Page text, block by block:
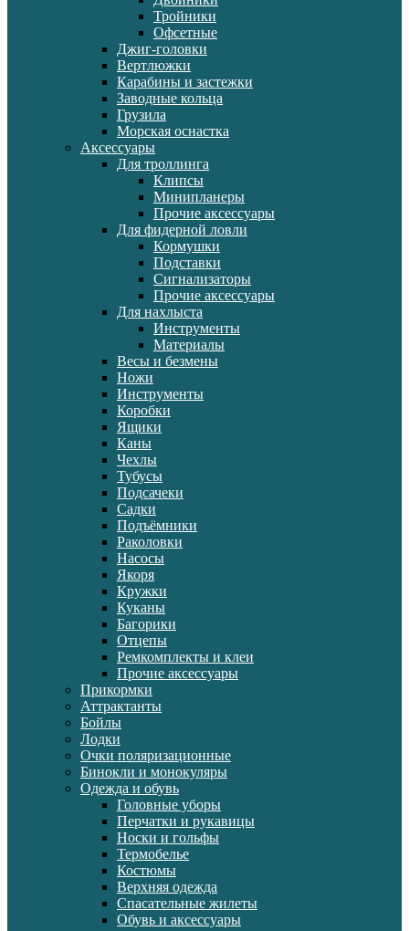
Тройники
Офсетные
Джиг-головки
Вертлюжки
Карабины и застежки
Заводные кольца
Грузила
Морская оснастка
Аксессуары
Для троллинга
Клипсы
Минипланеры
Прочие аксессуары
Для фидерной ловли
Кормушки
Подставки
Сигнализаторы
Прочие аксессуары
Для нахлыста
Инструменты
Материалы
Весы и безмены
Ножи
Инструменты
Коробки
Ящики
Каны
Чехлы
Тубусы
Подсачеки
Садки
Подъёмники
Раколовки
Насосы
Якоря
Кружки
Куканы
Багорики
Отцепы
Ремкомплекты и клеи
Прочие аксессуары
Прикормки
Аттрактанты
Бойлы
Лодки
Очки поляризационные
Бинокли и монокуляры
Одежда и обувь
Головные уборы
Перчатки и рукавицы
Носки и гольфы
Термобелье
Костюмы
Верхняя одежда
Спасательные жилеты
Обувь и аксессуары